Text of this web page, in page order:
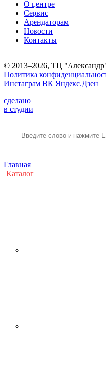
О центре
Сервис
Арендаторам
Новости
Контакты
© 2013–2026, ТЦ
Политика
Инстаграм ВК Яндекс.Дзен
сделано
в студии
Главная
Каталог